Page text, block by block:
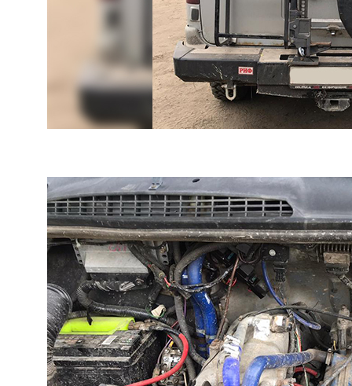
гарантиями заказчика
Работаем исключительно по договору. Если
гарантированно вернем деньги. Нам
доверяют крупные государственные
Оформляем даже самые
сложные переоборудования
02
Помогаем там, где другие отказывают. Работаем
«ПОД КЛЮЧ» по всей России. Взаимодействие с
Технадзором ГИБДД берем на себя.